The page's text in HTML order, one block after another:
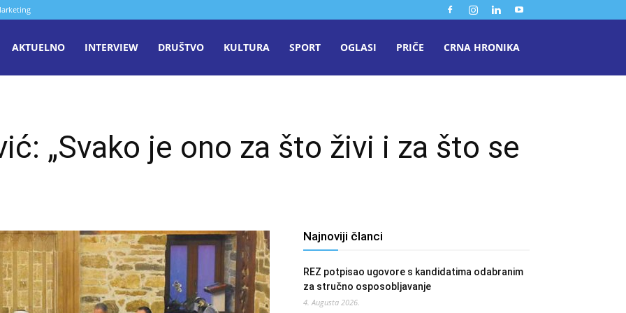
AKTUELNO INTERVIEW DRUŠTVO KULTURA SPORT OGLASI PRIČE CRNA HRONIKA
„Svako je ono za što živi i za što se
Najnoviji članci
REZ potpisao ugovore s kandidatima odabranim
za stručno osposobljavanje
4. Augusta 2026.